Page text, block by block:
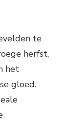
te
herfst,
het
gloed.